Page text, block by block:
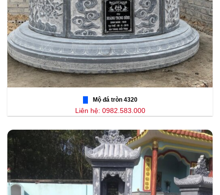
Mộ đá tròn 4320
Liên hệ: 0982.583.000